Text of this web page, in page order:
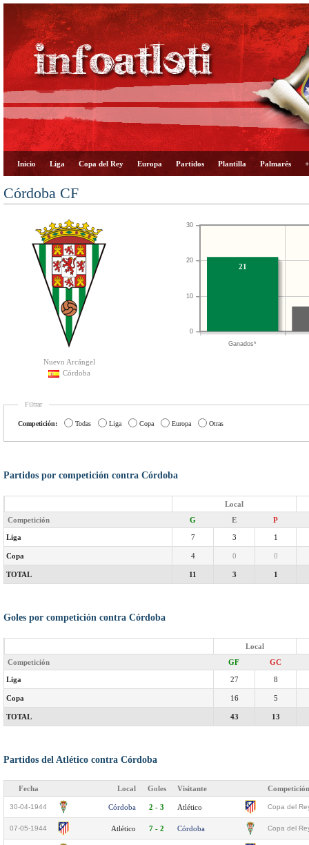
Inicio Liga Copa del Rey Europa Partidos Plantilla Palmarés
Córdoba CF
Nuevo Arcángel
Córdoba
Ganados*
0
10
20
30
21
Filtrar
Competición: Todas Liga Copa Europa Otras
Partidos por competición contra Córdoba
Local
Competición
G E P
Liga 7 3 1
Copa 4 0 0
TOTAL 11 3 1
Goles por competición contra Córdoba
Local
Competición
GF GC
Liga 27 8
Copa 16 5
TOTAL 43 13
Partidos del Atlético contra Córdoba
Fecha Local Goles Visitante Competición
30-04-1944 Córdoba 2 - 3 Atlético Copa del
07-05-1944 Atlético 7 - 2 Córdoba Copa del